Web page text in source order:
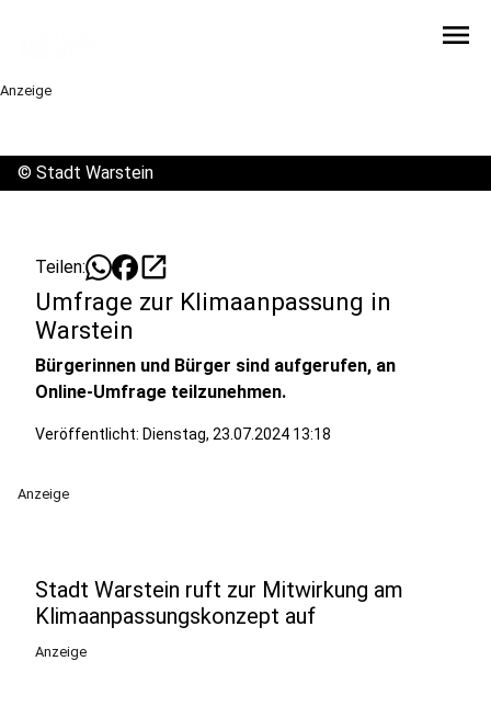
menu
Anzeige
© Stadt Warstein
Teilen: open_in_new
Umfrage zur Klimaanpassung in
Warstein
Bürgerinnen und Bürger sind aufgerufen, an
Online-Umfrage teilzunehmen.
Veröffentlicht: Dienstag, 23.07.2024 13:18
Anzeige
Stadt Warstein ruft zur Mitwirkung am
Klimaanpassungskonzept auf
Anzeige